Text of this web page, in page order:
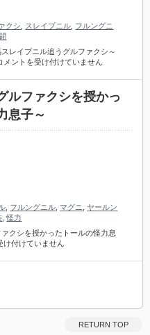
クシ スレイプニル フルングニ
レイプニル追うグルファクシ～
メントを受け付けていません
ルファクシを授かっ
息子～
フルングニル マグニ ,ヤールン
,怪力
クシを授かったトールの怪力息
け付けていません
RETURN TOP